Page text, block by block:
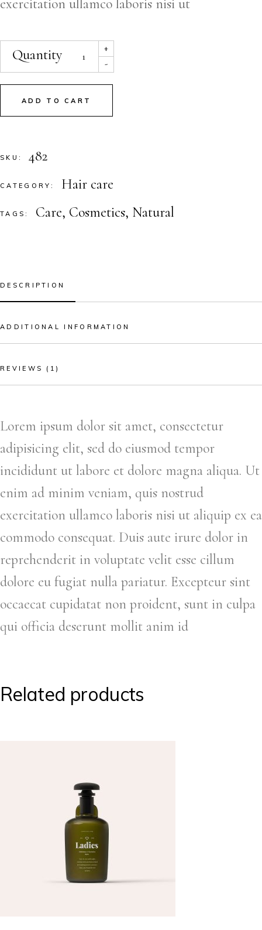
exercitation ullamco laboris nisi ut
-
Quantity +
ADD TO CART
SKU: 482
CATEGORY: Hair care
TAGS: Care, Cosmetics, Natural
DESCRIPTION
ADDITIONAL INFORMATION
REVIEWS (1)
Lorem ipsum dolor sit amet, consectetur
adipisicing elit, sed do eiusmod tempor
incididunt ut labore et dolore magna aliqua. Ut
enim ad minim veniam, quis nostrud
exercitation ullamco laboris nisi ut aliquip ex ea
commodo consequat. Duis aute irure dolor in
reprehenderit in voluptate velit esse cillum
dolore eu fugiat nulla pariatur. Excepteur sint
occaecat cupidatat non proident, sunt in culpa
qui officia deserunt mollit anim id
Related products